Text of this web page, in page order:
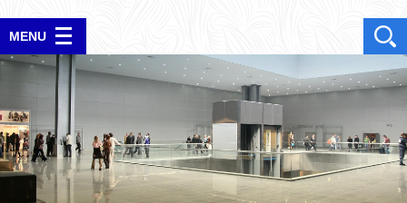
MENU
KẾ QUY HOẠCH THÔNG CÁO BÁO CHÍ